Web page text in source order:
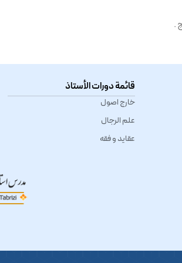
قائمة دورات الأستاذ
خارج اصول
علم الرجال
عقاید و فقه